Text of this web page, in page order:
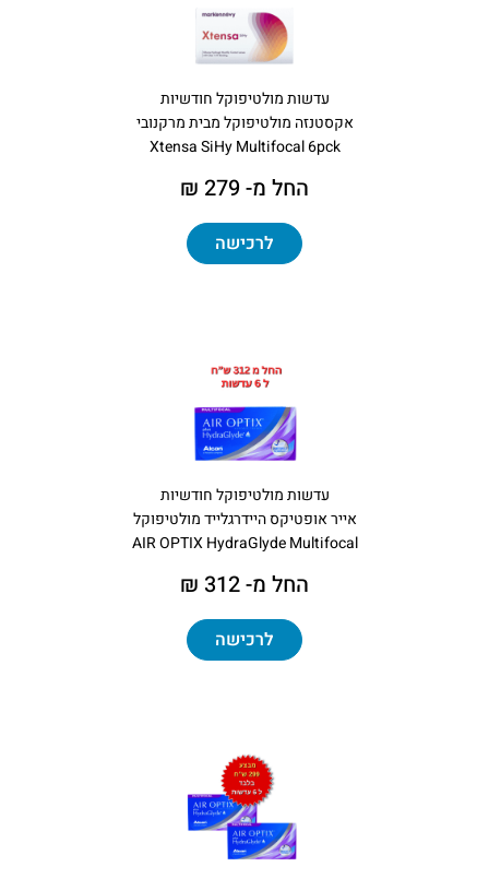
עדשות מולטיפוקל חודשיות
אקסטנזה מולטיפוקל מבית מרקנובי
Xtensa SiHy Multifocal 6pck
החל מ- 279 ₪
לרכישה
עדשות מולטיפוקל חודשיות
אייר אופטיקס היידרגלייד מולטיפוקל
AIR OPTIX HydraGlyde Multifocal
החל מ- 312 ₪
לרכישה